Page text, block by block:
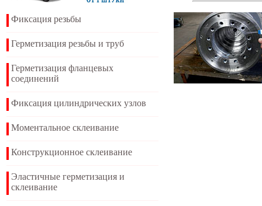
Фиксация резьбы
Герметизация резьбы и труб
Герметизация фланцевых
соединений
Фиксация цилиндрических узлов
Моментальное склеивание
Конструкционное склеивание
Эластичные герметизация и
склеивание